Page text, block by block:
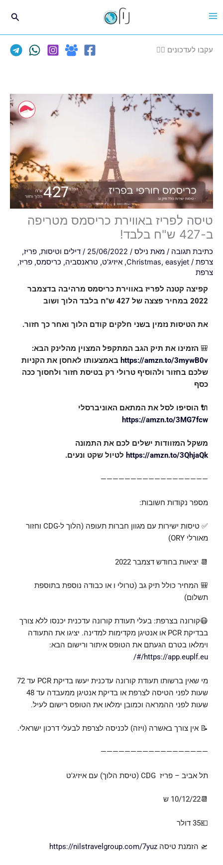
לתוכן
עקבו לעדכונים 👈🏽
טיסה לפריז באווירת כריסמס מטריפה
ב-427 ש"ח בלבד!
כתיבת תגובה / מאת נילס /
25/06/2022
/ דילים וטיסות, פריז,
צרפת /
Christmas, easyjet
, איזיג'ט, טראנסביה, כריסמס, פריז,
צרפת
קפיצה קטנה לפריז באווירת כריסמס מרהיבה בדצמבר
2022 במחיר פצצה של 427 ש"ח בלבד הלוך ושוב
את הטיסות נזמין בשני חלקים קודם הלוך ואחר כך חזור.
🎒 הזמינו את תיק הגב המתקפל המצוין מהלינק הבא:
https://amzn.to/3mywB0v באמצעותו לאחסן את הקניות
שלכם בחזור ולהוסיף טרולי רק בטיסת חזור ולחסוך ככה
כסף
🔌 הוסיפו לסל את המתאם האוניברסלי
https://amzn.to/3MG7fcw
משקל המזוודות ישלים לכם את התמונה
https://amzn.to/3QhjaQk לטיול שקט ונעים.
——————————————————
מספר נקודות חשובות:
✅ טיסות ישירות עם מגוון חברות תעופה (הלוך ל-CDG וחזור
מאורלי ORY)
📆 יציאות בחודש דצמבר 2022
🎒 המחיר כולל תיק גב (טרולי ו או כבודה נוספת בתוספת
תשלום)
😷קורונה בצרפת: בעלי תעודת קורונה עדכנית יכנסו ללא צורך
בבדיקת PCR או אנטיגן מקדימות למדינה. יציגו את התעודה
וימלאו בטרם הגעתם את הטופס איתור ורישום הבא:
https://app.euplf.eu/#/
מי שאין ברשותו תעודת קורונה עדכנית יעשו בדיקת PCR עד 72
שעות לפני הטיסה לצרפת או בדיקת אנטיגן ממעבדה עד 48
שעות לפני ההמראה וכמובן ימלאו את הטופס רישום לעיל.
📝 אין צורך באשרה (ויזה) לכניסה לצרפת לבעלי דרכון ישראלי.
——————————————————
תל אביב – פריז CDG (טיסת הלוך) עם איזיג'ט
📆10/12/22 ש
💶35 דולר
🛫 הזמנת טיסה https://nilstravelgroup.com/7yuz